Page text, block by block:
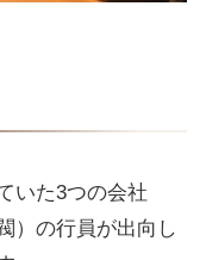
いた3つの会社
）の行員が出向し